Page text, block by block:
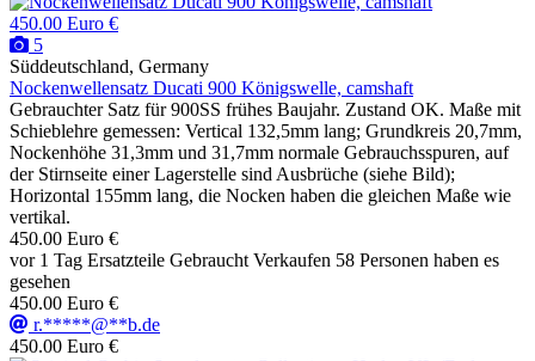
450.00 Euro €
5
Süddeutschland, Germany
Nockenwellensatz Ducati 900 Königswelle, camshaft
Gebrauchter Satz für 900SS frühes Baujahr. Zustand OK. Maße mit
Schieblehre gemessen: Vertical 132,5mm lang; Grundkreis 20,7mm,
Nockenhöhe 31,3mm und 31,7mm normale Gebrauchsspuren, auf
der Stirnseite einer Lagerstelle sind Ausbrüche (siehe Bild);
Horizontal 155mm lang, die Nocken haben die gleichen Maße wie
vertikal.
450.00 Euro €
vor 1 Tag Ersatzteile Gebraucht Verkaufen 58 Personen haben es
gesehen
450.00 Euro €
r.*****@**b.de
450.00 Euro €